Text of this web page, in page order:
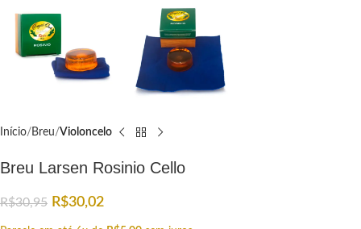
Início Breu Violoncelo
Breu Larsen Rosinio Cello
R$30,95 R$30,02